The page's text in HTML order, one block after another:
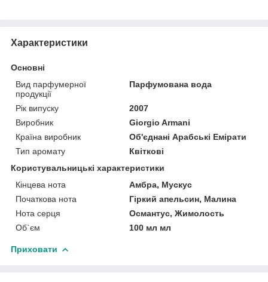
Характеристики
Основні
Вид парфумерної
продукції
Парфумована вода
Рік випуску
2007
Виробник
Giorgio Armani
Країна виробник
Об'єднані Арабські Емірати
Тип аромату
Квіткові
Користувальницькі характеристики
Кінцева нота
Амбра, Мускус
Початкова нота
Гіркий апельсин, Малина
Нота серця
Османтус, Жимолость
Об`єм
100 мл мл
Приховати